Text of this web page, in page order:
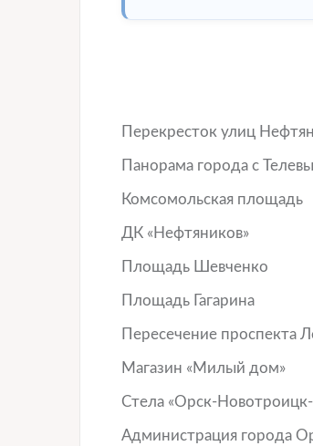
Перекресток улиц
Панорама города с
Комсомольская площадь
ДК «Нефтяников»
Площадь Шевченко
Площадь Гагарина
Пересечение проспекта
Магазин «Милый дом»
Стела «Орск-
Администрация города